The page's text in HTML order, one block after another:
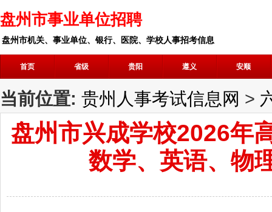
盘州市事业单位招聘
盘州市机关、事业单位、银行、医院、学校人事招考信息
首页 省级 贵阳 遵义 安顺
当前位置: 贵州人事考试信息网 >
盘州市兴成学校2026年
数学、英语、物